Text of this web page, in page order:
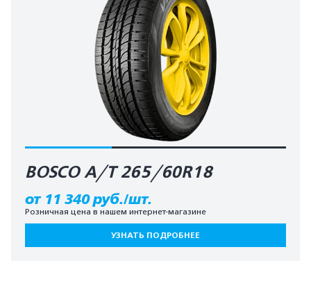
BOSCO A/T 265/60R18
от 11 340 руб./шт.
Розничная цена в нашем интернет-магазине
УЗНАТЬ ПОДРОБНЕЕ